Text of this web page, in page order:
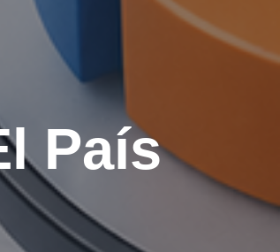
País